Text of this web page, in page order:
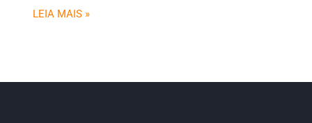
do seu funil de vendas.
LEIA MAIS »